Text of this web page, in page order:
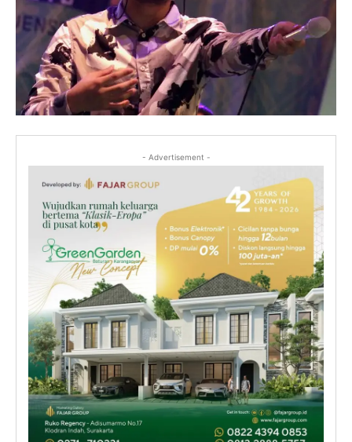
- Advertisement -